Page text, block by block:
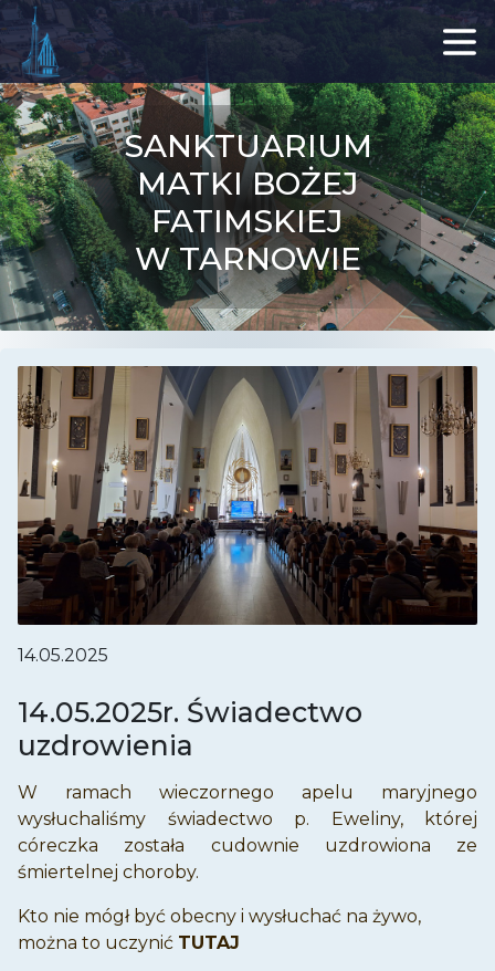
SANKTUARIUM
MATKI BOŻEJ
FATIMSKIEJ
W TARNOWIE
14.05.2025
14.05.2025r. Świadectwo
uzdrowienia
W ramach wieczornego apelu maryjnego
wysłuchaliśmy świadectwo p. Eweliny, której
córeczka została cudownie uzdrowiona ze
śmiertelnej choroby.
Kto nie mógł być obecny i wysłuchać na żywo,
można to uczynić TUTAJ